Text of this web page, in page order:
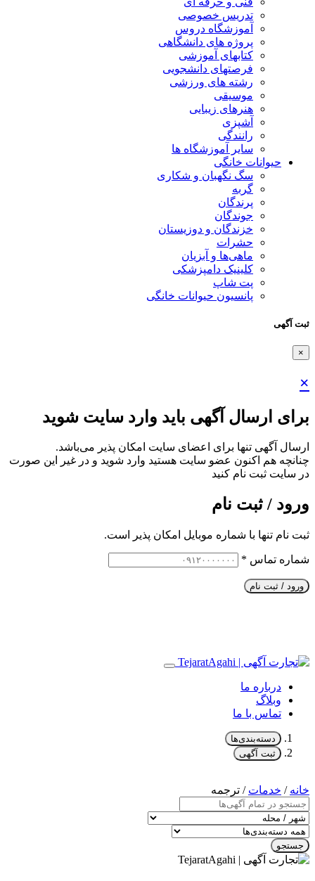
تدریس خصوصی
آموزشگاه دروس
پروژه های دانشگاهی
کتابهای آموزشی
فرصتهای دانشجویی
رشته های ورزشی
موسیقی
هنرهای زیبایی
آشپزی
رانندگی
سایر آموزشگاه ها
حیوانات خانگی
سگ نگهبان و شکاری
گربه
پرندگان
جوندگان
خزندگان و دوزیستان
حشرات
ماهی‌ها و آبزیان
کلینیک دامپزشکی
پت شاپ
پانسیون حیوانات خانگی
ثبت آگهی
×
×
برای ارسال آگهی باید وارد سایت شوید
ارسال آگهی تنها برای اعضای سایت امکان پذیر می‌باشد.
چنانچه هم‌ اکنون عضو سایت هستید وارد شوید و در غیر این صورت
در سایت ثبت نام کنید
ورود / ثبت نام
ثبت نام تنها با شماره موبایل امکان پذیر است.
شماره تماس *
ورود / ثبت نام
درباره ما
وبلاگ
تماس با ما
دسته‌بندی‌ها
ثبت آگهی
خانه / خدمات / ترجمه
جستجو